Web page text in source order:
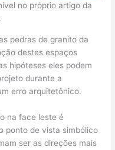
no próprio artigo da
pedras de granito da
destes espaços
hipóteses eles podem
durante a
erro arquitetônico.
na face leste é
ponto de vista simbólico
ser as direções mais